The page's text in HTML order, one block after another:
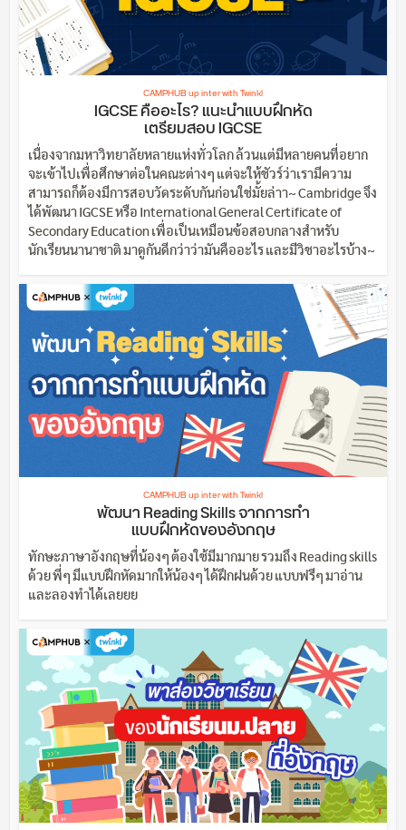
CAMPHUB up inter with Twinkl
IGCSE คืออะไร? แนะนำแบบฝึกหัด
เตรียมสอบ IGCSE
เนื่องจากมหาวิทยาลัยหลายแห่งทั่วโลก ล้วนแต่มีหลายคนที่อยาก
จะเข้าไปเพื่อศึกษาต่อในคณะต่างๆ แต่จะให้ชัวร์ว่าเรามีความ
สามารถก็ต้องมีการสอบวัดระดับกันก่อนใช่มั้ยล่าา~ Cambridge จึง
ได้พัฒนา IGCSE หรือ International General Certificate of
Secondary Education เพื่อเป็นเหมือนข้อสอบกลางสำหรับ
นักเรียนนานาชาติ มาดูกันดีกว่าว่ามันคืออะไร และมีวิชาอะไรบ้าง~
CAMPHUB up inter with Twinkl
พัฒนา Reading Skills จากการทำ
แบบฝึกหัดของอังกฤษ
ทักษะภาษาอังกฤษที่น้องๆ ต้องใช้มีมากมาย รวมถึง Reading skills
ด้วย พี่ๆ มีแบบฝึกหัดมากให้น้องๆ ได้ฝึกฝนด้วย แบบฟรีๆ มาอ่าน
และลองทำได้เลยยย